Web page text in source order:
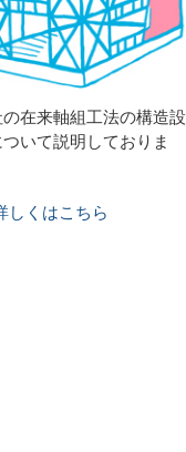
在来軸組工法の構造設
いて説明しておりま
しくはこちら